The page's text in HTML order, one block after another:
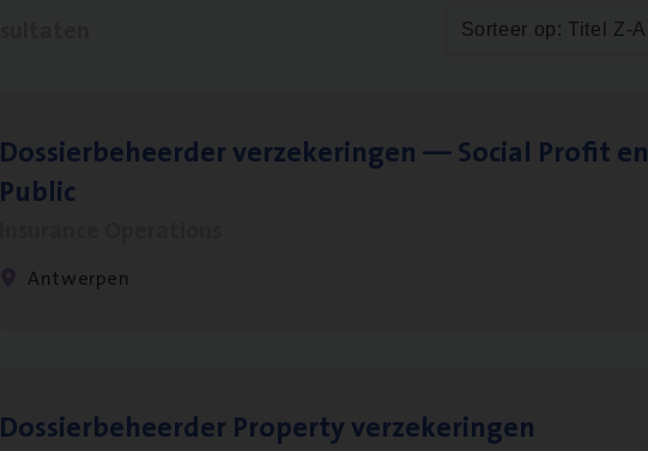
Sorteer op: Titel Z-A
Dos­sier­be­heer­der ver­ze­ke­rin­gen — Soci­al Pro­fit en
Public
Antwerpen
Dos­sier­be­heer­der Pro­per­ty verzekeringen